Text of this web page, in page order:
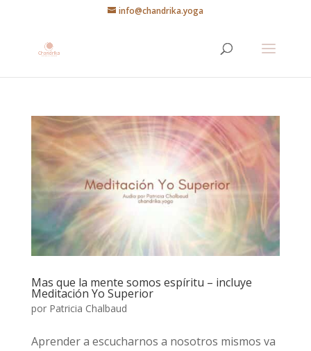
info@chandrika.yoga
Mas que la mente somos espíritu – incluye
Meditación Yo Superior
por Patricia Chalbaud
Aprender a escucharnos a nosotros mismos va